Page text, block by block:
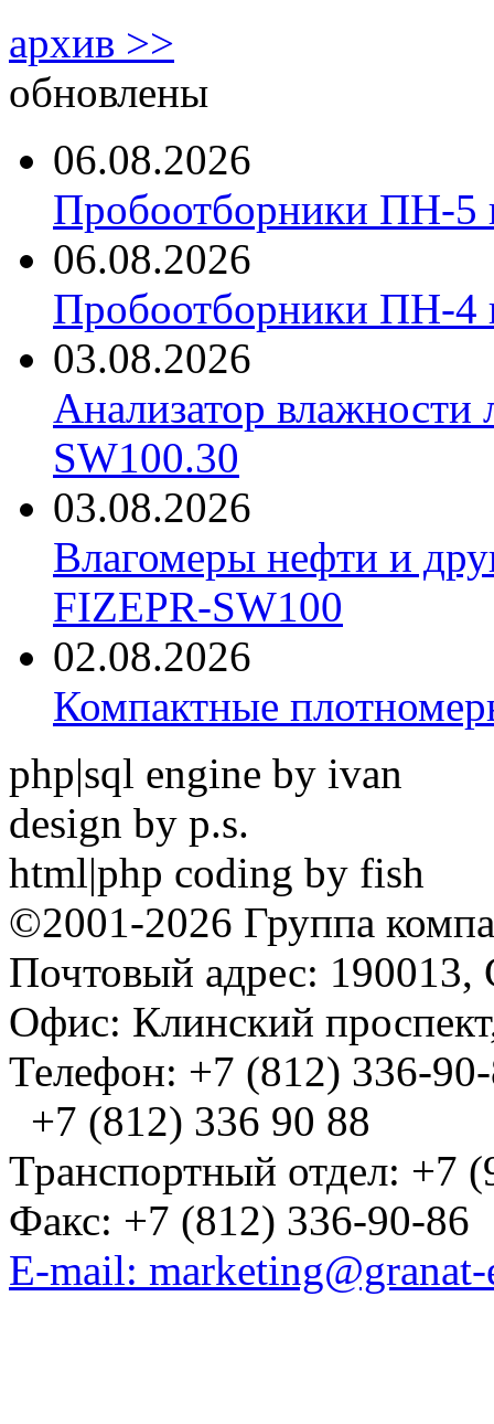
архив >>
обновлены
06.08.2026
Пробоотборники ПН-
06.08.2026
Пробоотборники ПН-
03.08.2026
Анализатор
SW100.30
03.08.2026
Влагомеры нефти и
FIZEPR-SW100
02.08.2026
Компактные
php|sql engine by ivan
design by p.s.
html|php coding by fish
©2001-2026 Группа
Почтовый адрес: 190013,
Офис: Клинский
Телефон: +7 (812) 336-
+7 (812) 336 90 88
Транспортный отдел: +7
Факс: +7 (812) 336-90-86
E-mail: